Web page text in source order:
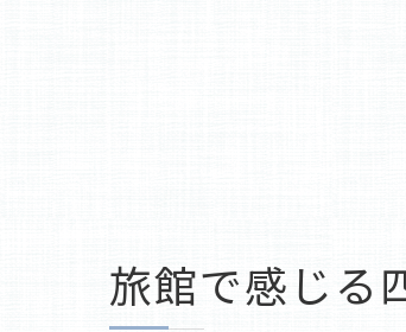
旅館で感じる